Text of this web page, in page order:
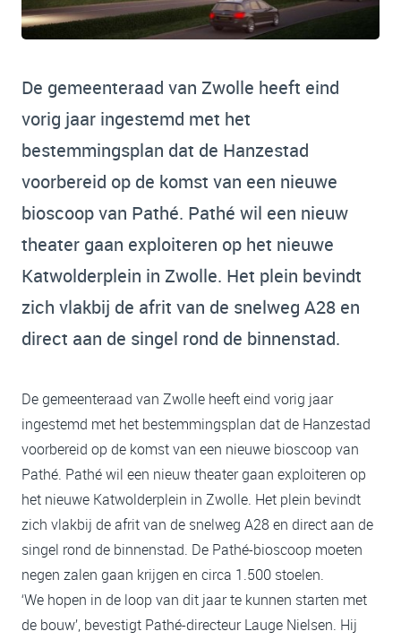
De gemeenteraad van Zwolle heeft eind
vorig jaar ingestemd met het
bestemmingsplan dat de Hanzestad
voorbereid op de komst van een nieuwe
bioscoop van Pathé. Pathé wil een nieuw
theater gaan exploiteren op het nieuwe
Katwolderplein in Zwolle. Het plein bevindt
zich vlakbij de afrit van de snelweg A28 en
direct aan de singel rond de binnenstad.
De gemeenteraad van Zwolle heeft eind vorig jaar
ingestemd met het bestemmingsplan dat de Hanzestad
voorbereid op de komst van een nieuwe bioscoop van
Pathé. Pathé wil een nieuw theater gaan exploiteren op
het nieuwe Katwolderplein in Zwolle. Het plein bevindt
zich vlakbij de afrit van de snelweg A28 en direct aan de
singel rond de binnenstad. De Pathé-bioscoop moeten
negen zalen gaan krijgen en circa 1.500 stoelen.
‘We hopen in de loop van dit jaar te kunnen starten met
de bouw’, bevestigt Pathé-directeur Lauge Nielsen. Hij